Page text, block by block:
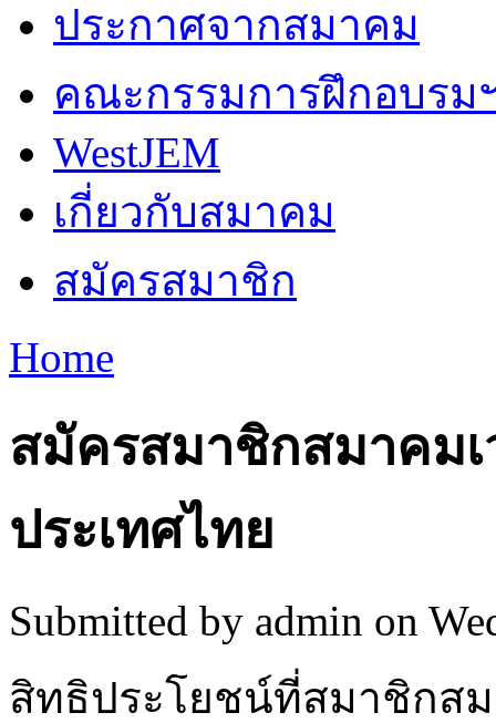
ประกาศจากสมาคม
คณะกรรมการฝึกอบรม
WestJEM
เกี่ยวกับสมาคม
สมัครสมาชิก
You are here
Home
สมัครสมาชิกสมาคม
ประเทศไทย
Submitted by admin on
สิทธิประโยชน์ที่สมาชิกส